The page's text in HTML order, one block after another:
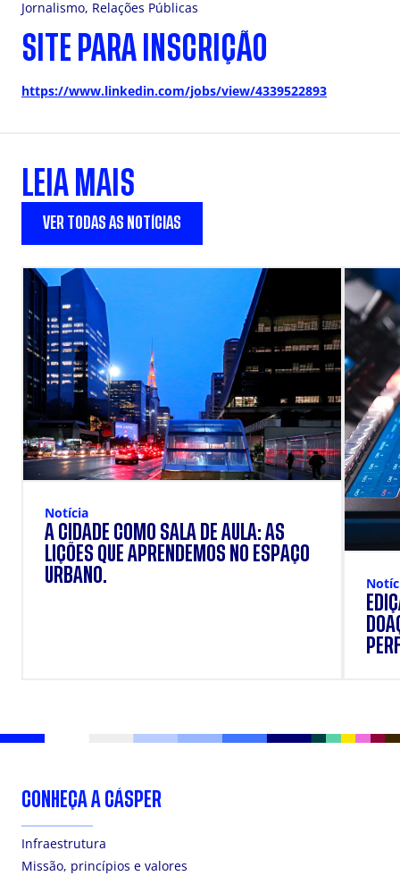
Jornalismo, Relações Públicas
SITE PARA INSCRIÇÃO
https://www.linkedin.com/jobs/view/4339522893
LEIA MAIS
VER TODAS AS NOTÍCIAS
Notícia
A CIDADE COMO SALA DE AULA: AS
LIÇÕES QUE APRENDEMOS NO ESPAÇO
URBANO.
CONHEÇA A CÁSPER
Infraestrutura
Missão, princípios e valores